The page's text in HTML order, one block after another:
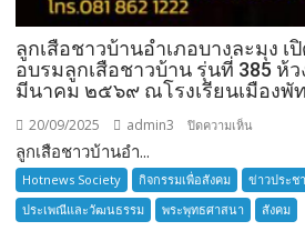
ลูกเสือชาวบ้านอำเภอบางละมุง เ
อบรมลูกเสือชาวบ้าน รุ่นที่ 385 ห้
มีนาคม ๒๕๖๙ ณโรงเรียนเมืองพั
20/09/2025 admin3 ปิดความเห็น
เสือ
ชาว
บ้าน
ลูกเสือชาวบ้านอำ...
Hotnews Society กิจกรรมเพื่อสังคม ข่าวประช
ประเพณีและวัฒนธรรม
พระพุทธศาสนา สังคม